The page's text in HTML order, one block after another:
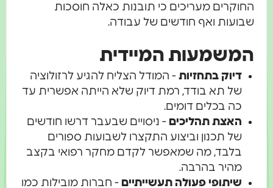
מעריכים כי תובנות כאלה חוסכות
ואף חודשים של עבודה.
המיידית
דיוק בתחזיות- המודל הצליח להגיע לרזולוציה
של תא בודד, רמת דיוק שלא הייתה אפשרית עד
כה בכלים דומים.
האצת תהליכים- ניסויים שבעבר דרשו חודשים
של תכנון וביצוע התקצרו לשבועות ספורים
בלבד, מה שמאפשר לקדם מחקר רפואי בקצב
מהיר בהרבה.
שיתופי פעולה תעשייתיים- חברות מובילות כמו